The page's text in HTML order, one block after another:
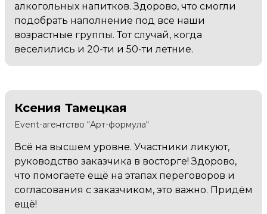
алкогольных напитков. Здорово, что смогли
подобрать наполнение под все наши
возрастные группы. Тот случай, когда
веселились и 20-ти и 50-ти летние.
Ксения Тамецкая
Event-агентство "Арт-формула"
Всё на высшем уровне. Участники ликуют,
руководство заказчика в восторге! Здорово,
что помогаете ещё на этапах переговоров и
согласования с заказчиком, это важно. Придём
ещё!